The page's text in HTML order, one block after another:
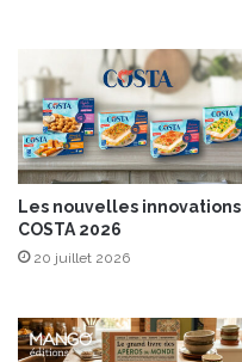
n
c
r
u
e
t
R
a
e
Les nouvelles innovations
COSTA 2026
20 juillet 2026